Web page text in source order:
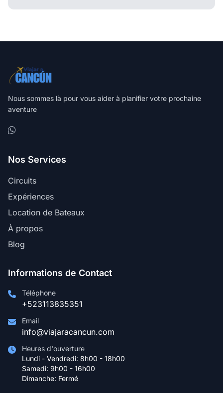
Nous sommes là pour vous aider à planifier votre prochaine
aventure
Nos Services
Circuits
Expériences
Location de Bateaux
À propos
Blog
Informations de Contact
Téléphone
+523113835351
Email
info@viajaracancun.com
Heures d'ouverture
Lundi - Vendredi: 8h00 - 18h00
Samedi: 9h00 - 16h00
Dimanche: Fermé